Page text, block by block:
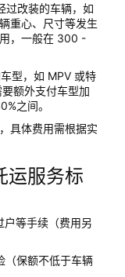
过改装的车辆，如
重心、尺寸等发生
，一般在 300 -
型，如 MPV 或特
额外支付车型加
之间。
具体费用需根据实
运服务标
户等手续（费用另
（保额不低于车辆